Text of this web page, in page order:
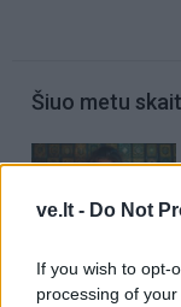
ve.lt - Do Not
If you wish to opt-
processing of
Šiuo metu